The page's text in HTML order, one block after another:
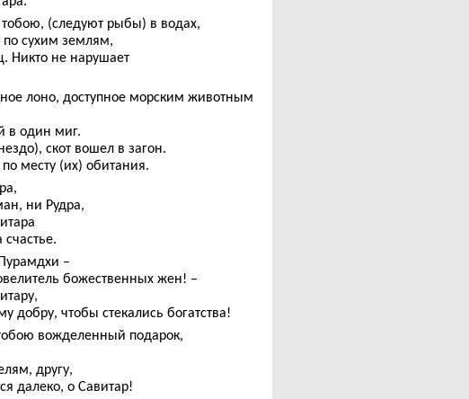
(следуют рыбы) в водах,
по сухим землям,
Никто не нарушает
лоно, доступное морским животным
в один миг.
скот вошел в загон.
месту (их) обитания.
ни Рудра,
–
божественных жен! –
добру, чтобы стекались богатства!
вожделенный подарок,
другу,
далеко, о Савитар!